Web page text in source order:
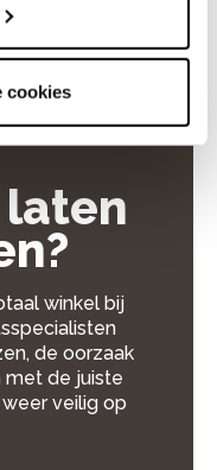
cookies
is.
winkel bij
de oorzaak
met de juiste
veilig op